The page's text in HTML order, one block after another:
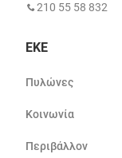
210 55 58 832
ΕΚΕ
Πυλώνες
Κοινωνία
Περιβάλλον